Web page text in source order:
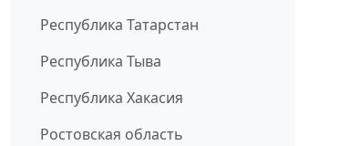
Республика Татарстан
Республика Тыва
Республика Хакасия
Ростовская область